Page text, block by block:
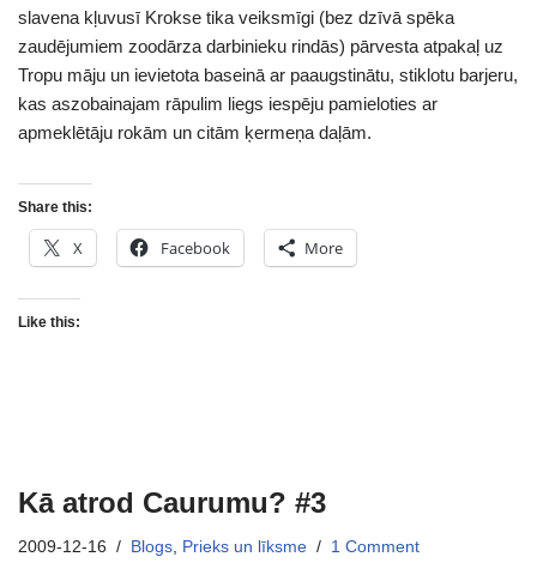
slavena kļuvusī Krokse tika veiksmīgi (bez dzīvā spēka
zaudējumiem zoodārza darbinieku rindās) pārvesta atpakaļ uz
Tropu māju un ievietota baseinā ar paaugstinātu, stiklotu barjeru,
kas aszobainajam rāpulim liegs iespēju pamieloties ar
apmeklētāju rokām un citām ķermeņa daļām.
Share this:
X Facebook More
Like this:
Kā atrod Caurumu? #3
2009-12-16 Blogs, Prieks un līksme 1 Comment